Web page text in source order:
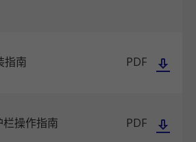
指南 PDF
操作指南 PDF